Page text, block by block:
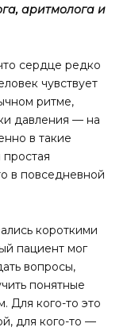
аритмолога и
сердце редко
чувствует
ритме,
давления — на
в такие
в повседневной
короткими
пациент мог
вопросы,
понятные
Для кого-то это
для кого-то —